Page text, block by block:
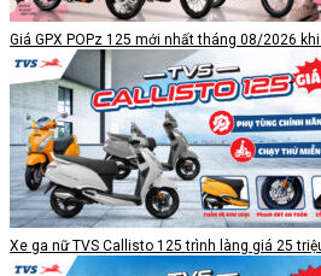
Giá GPX POPz 125 mới nhất tháng 08/2026
Xe ga nữ TVS Callisto 125 trình làng giá 25